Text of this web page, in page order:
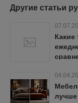
Другие статьи
Какие